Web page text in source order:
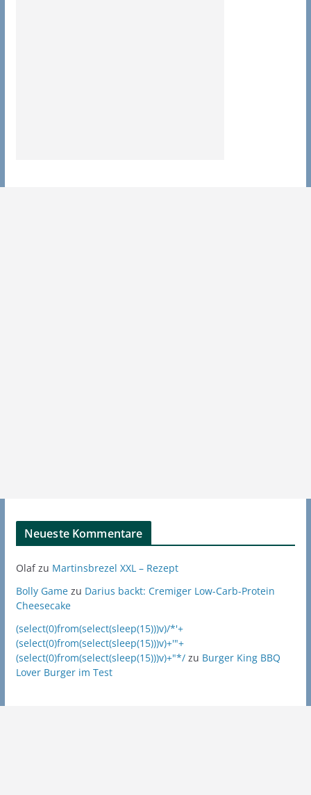
Neueste Kommentare
Olafzu Martinsbrezel XXL – Rezept
Bolly Gamezu Darius backt: Cremiger Low-Carb-Protein
Cheesecake
(select(0)from(select(sleep(15)))v)/*'+
(select(0)from(select(sleep(15)))v)+'"+
(select(0)from(select(sleep(15)))v)+"*/zu Burger King BBQ
Lover Burger im Test